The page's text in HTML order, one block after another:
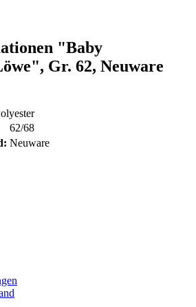
"Baby
Gr. 62, Neuware
62/68
Neuware